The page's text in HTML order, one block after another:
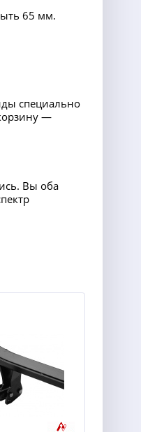
65 мм.
специально
—
Вы оба